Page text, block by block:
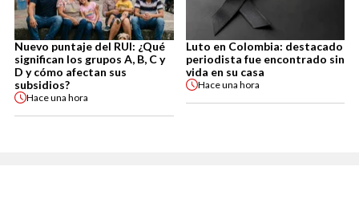
Nuevo puntaje del RUI: ¿Qué
significan los grupos A, B, C y
D y cómo afectan sus
subsidios?
Haceuna hora
Luto en Colombia: destacado
periodista fue encontrado sin
vida en su casa
Haceuna hora